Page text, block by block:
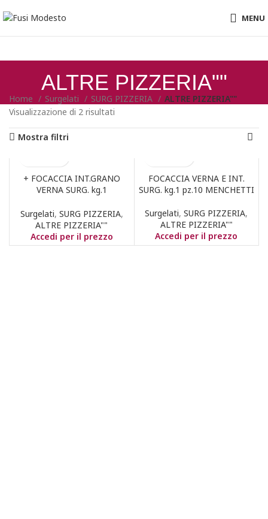
MENU
ALTRE PIZZERIA""
Home Surgelati SURG PIZZERIA
ALTRE PIZZERIA""
Visualizzazione di 2 risultati
Mostra filtri
+ FOCACCIA INT.GRANO
VERNA SURG. kg.1
Surgelati, SURG PIZZERIA,
ALTRE PIZZERIA""
Accedi per il prezzo
FOCACCIA VERNA E INT.
SURG. kg.1 pz.10 MENCHETTI
Surgelati,SURG PIZZERIA,
ALTRE PIZZERIA""
Accedi per il prezzo